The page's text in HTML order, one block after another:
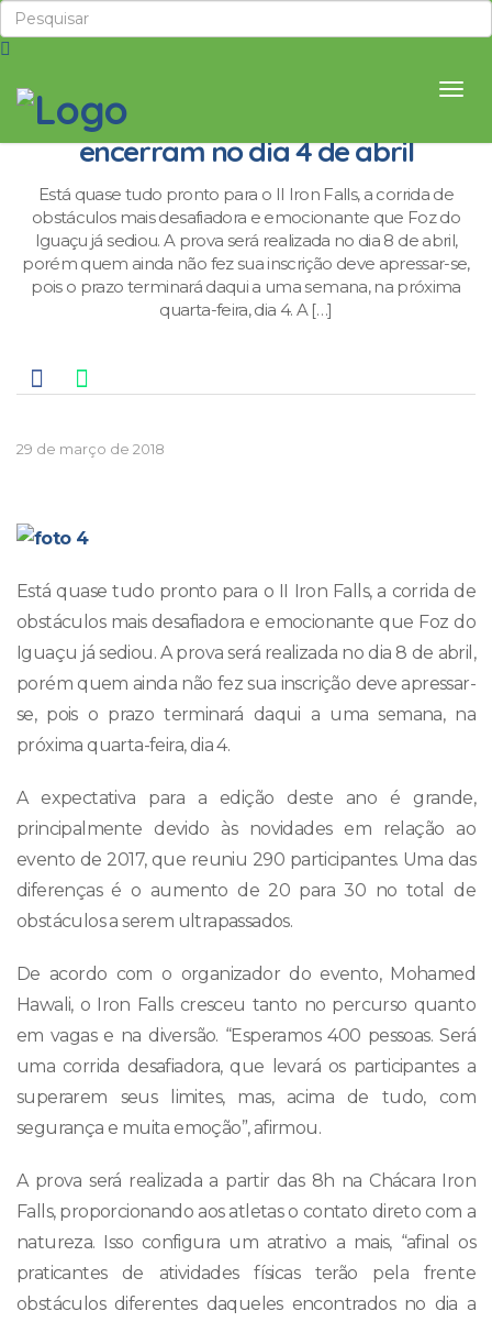
Inscrições para II Iron Falls
encerram no dia 4 de abril
Está quase tudo pronto para o II Iron Falls, a corrida de
obstáculos mais desafiadora e emocionante que Foz do
Iguaçu já sediou. A prova será realizada no dia 8 de abril,
porém quem ainda não fez sua inscrição deve apressar-se,
pois o prazo terminará daqui a uma semana, na próxima
quarta-feira, dia 4. A […]
29 de março de 2018
Está quase tudo pronto para o II Iron Falls, a corrida de
obstáculos mais desafiadora e emocionante que Foz do
Iguaçu já sediou. A prova será realizada no dia 8 de abril,
porém quem ainda não fez sua inscrição deve apressar-
se, pois o prazo terminará daqui a uma semana, na
próxima quarta-feira, dia 4.
A expectativa para a edição deste ano é grande,
principalmente devido às novidades em relação ao
evento de 2017, que reuniu 290 participantes. Uma das
diferenças é o aumento de 20 para 30 no total de
obstáculos a serem ultrapassados.
De acordo com o organizador do evento, Mohamed
Hawali, o Iron Falls cresceu tanto no percurso quanto
em vagas e na diversão. “Esperamos 400 pessoas. Será
uma corrida desafiadora, que levará os participantes a
superarem seus limites, mas, acima de tudo, com
segurança e muita emoção”, afirmou.
A prova será realizada a partir das 8h na Chácara Iron
Falls, proporcionando aos atletas o contato direto com a
natureza. Isso configura um atrativo a mais, “afinal os
praticantes de atividades físicas terão pela frente
obstáculos diferentes daqueles encontrados no dia a